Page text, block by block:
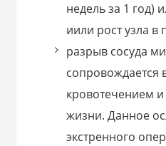
недель за 1 год)
иили рост узла в
разрыв сосуда
кровотечением
жизни. Данное
экстренного